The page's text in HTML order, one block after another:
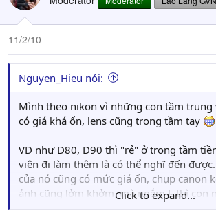
11/2/10
Nguyen_Hieu nói:
Mình theo nikon vì những con tầm trung
có giá khá ổn, lens cũng trong tầm tay
VD như D80, D90 thì "rẻ" ở trong tầm
viên đi làm thêm là có thể nghĩ đến
của nó cũng có mức giá ổn, chụp canon
ảnh cũng lởm khởm, mà ngắm L thì con
đô
Click to expand...